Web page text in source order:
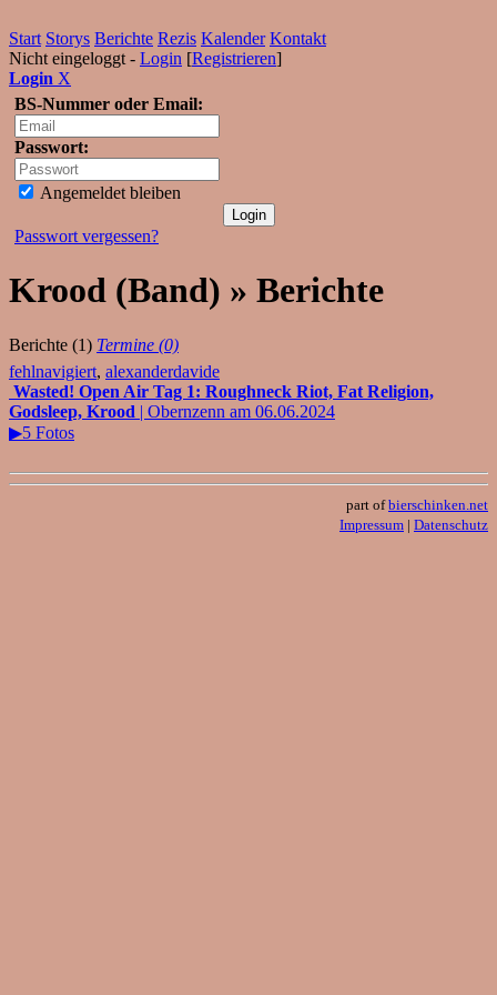
Start Storys Berichte Rezis Kalender Kontakt
Nicht eingeloggt - Login [Registrieren]
Login X
BS-Nummer oder Email:
Passwort:
Angemeldet bleiben
Passwort vergessen?
Krood (Band) » Berichte
Berichte (1) Termine (0)
fehlnavigiert, alexanderdavide
Wasted! Open Air Tag 1: Roughneck Riot, Fat Religion,
Godsleep, Krood | Obernzenn am 06.06.2024
▶5 Fotos
part ofbierschinken.net
Impressum | Datenschutz